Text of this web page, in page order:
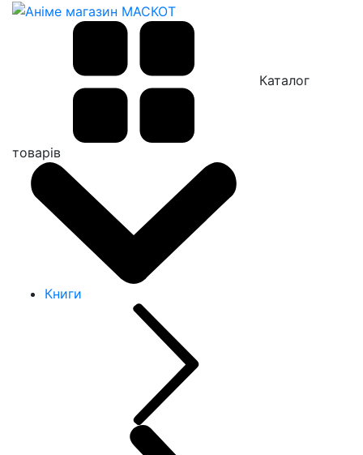
Каталог
товарів
Книги